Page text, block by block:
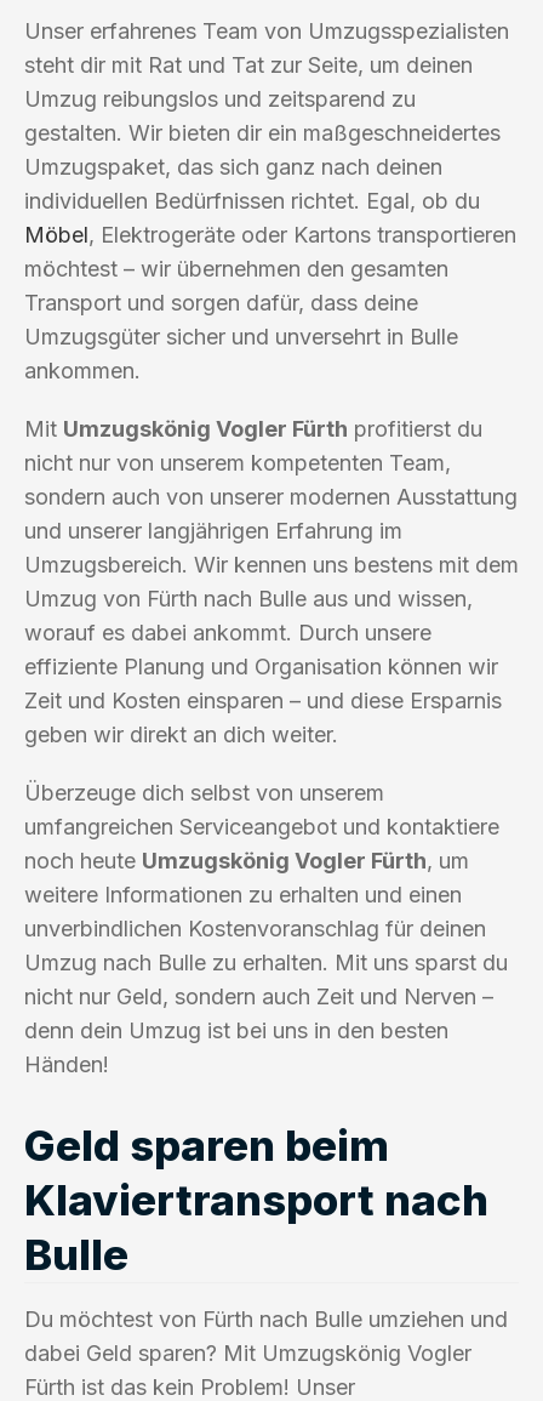
Unser erfahrenes Team von Umzugsspezialisten
steht dir mit Rat und Tat zur Seite, um deinen
Umzug reibungslos und zeitsparend zu
gestalten. Wir bieten dir ein maßgeschneidertes
Umzugspaket, das sich ganz nach deinen
individuellen Bedürfnissen richtet. Egal, ob du
Möbel, Elektrogeräte oder Kartons transportieren
möchtest – wir übernehmen den gesamten
Transport und sorgen dafür, dass deine
Umzugsgüter sicher und unversehrt in Bulle
ankommen.
Mit Umzugskönig Vogler Fürth profitierst du
nicht nur von unserem kompetenten Team,
sondern auch von unserer modernen Ausstattung
und unserer langjährigen Erfahrung im
Umzugsbereich. Wir kennen uns bestens mit dem
Umzug von Fürth nach Bulle aus und wissen,
worauf es dabei ankommt. Durch unsere
effiziente Planung und Organisation können wir
Zeit und Kosten einsparen – und diese Ersparnis
geben wir direkt an dich weiter.
Überzeuge dich selbst von unserem
umfangreichen Serviceangebot und kontaktiere
noch heute Umzugskönig Vogler Fürth, um
weitere Informationen zu erhalten und einen
unverbindlichen Kostenvoranschlag für deinen
Umzug nach Bulle zu erhalten. Mit uns sparst du
nicht nur Geld, sondern auch Zeit und Nerven –
denn dein Umzug ist bei uns in den besten
Händen!
Geld sparen beim
Klaviertransport nach
Bulle
Du möchtest von Fürth nach Bulle umziehen und
dabei Geld sparen? Mit Umzugskönig Vogler
Fürth ist das kein Problem! Unser